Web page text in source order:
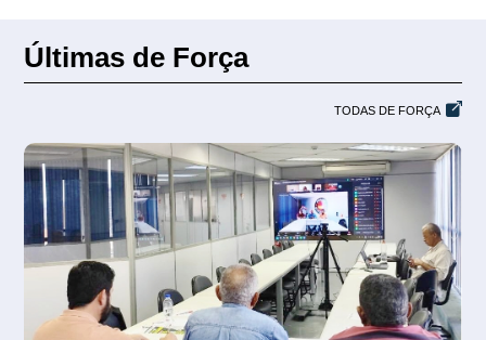
Últimas de Força
TODAS DE FORÇA